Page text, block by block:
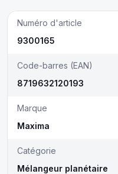
Numéro d'article
9300165
Code-barres (EAN)
8719632120193
Marque
Maxima
Catégorie
Mélangeur planétaire